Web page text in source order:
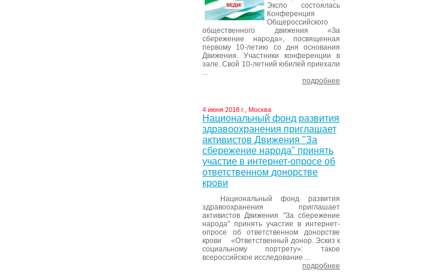
Экспо состоялась
Конференция
Общероссийского
общественного движения «За
сбережение народа», посвященная
первому 10-летию со дня основания
Движения. Участники конференции в
зале. Свой 10-летний юбилей приехали
...
подробнее
4 июня 2018 г., Москва
Национальный фонд развития
здравоохранения приглашает
активистов Движения "За
сбережение народа" принять
участие в интернет-опросе об
ответственном донорстве
крови
Национальный фонд развития
здравоохранения приглашает
активистов Движения "За сбережение
народа" принять участие в интернет-
опросе об ответственном донорстве
крови «Ответственный донор. Эскиз к
социальному портрету»: такое
всероссийское исследование ...
подробнее